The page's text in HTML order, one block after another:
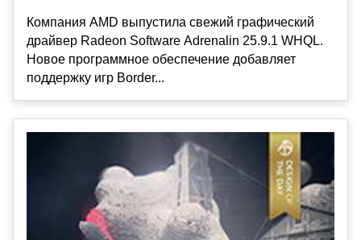
Компания AMD выпустила свежий графический
драйвер Radeon Software Adrenalin 25.9.1 WHQL.
Новое программное обеспечение добавляет
поддержку игр Border...